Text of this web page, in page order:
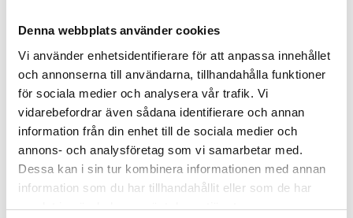
Denna webbplats använder cookies
Vi använder enhetsidentifierare för att anpassa innehållet
och annonserna till användarna, tillhandahålla funktioner
för sociala medier och analysera vår trafik. Vi
vidarebefordrar även sådana identifierare och annan
information från din enhet till de sociala medier och
annons- och analysföretag som vi samarbetar med.
Dessa kan i sin tur kombinera informationen med annan
information som du har tillhandahållit eller som de har
samlat in när du har använt deras tjänster.
Relaterade produkter